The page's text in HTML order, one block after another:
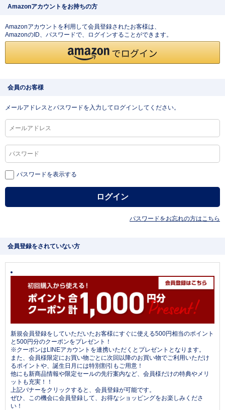
Amazonアカウントをお持ちの方
Amazonアカウントを利用して会員登録されたお客様は、
AmazonのID、パスワードで、ログインすることができます。
会員のお客様
メールアドレスとパスワードを入力してログインしてください。
パスワードを表示する
パスワードをお忘れの方はこちら
会員登録をされていない方
新規会員登録をしていただいたお客様にすぐに使える500円相当のポイント
と500円分のクーポンをプレゼント！
※クーポンはLINEアカウントを連携いただくとプレゼントとなります。
また、会員様限定にお買い物ごとに次回以降のお買い物でご利用いただけ
るポイントや、誕生日月には特別割引もご用意！
他にも新商品情報や限定セールの先行案内など、会員様だけの特典やメリ
ットも充実！！
上記バナーをクリックすると、会員登録が可能です。
ぜひ、この機会に会員登録して、お得なショッピングをお楽しみくださ
い！